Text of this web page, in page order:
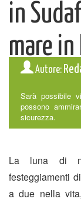
in
mare in
Autore:
Sarà possibile
possono
sicurezza.
La luna di
festeggiamenti
a due nella